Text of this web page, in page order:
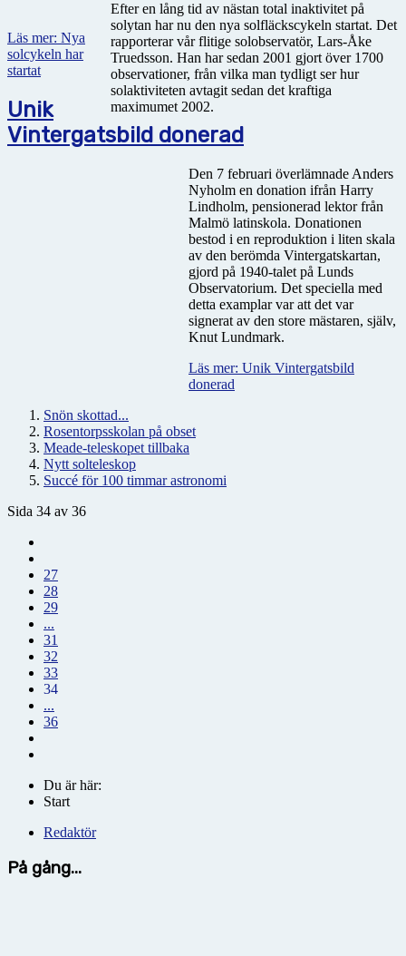
Efter en lång tid av nästan total inaktivitet på
solytan har nu den nya solfläckscykeln startat. Det
rapporterar vår flitige solobservatör, Lars-Åke
Truedsson. Han har sedan 2001 gjort över 1700
observationer, från vilka man tydligt ser hur
solaktiviteten avtagit sedan det kraftiga
maximumet 2002.
Läs mer: Nya
solcykeln har
startat
Unik
Vintergatsbild donerad
Den 7 februari överlämnade Anders
Nyholm en donation ifrån Harry
Lindholm, pensionerad lektor från
Malmö latinskola. Donationen
bestod i en reproduktion i liten skala
av den berömda Vintergatskartan,
gjord på 1940-talet på Lunds
Observatorium. Det speciella med
detta examplar var att det var
signerat av den store mästaren, själv,
Knut Lundmark.
Läs mer: Unik Vintergatsbild
donerad
Snön skottad...
Rosentorpsskolan på obset
Meade-teleskopet tillbaka
Nytt solteleskop
Succé för 100 timmar astronomi
Sida 34 av 36
27
28
29
...
31
32
33
34
...
36
Du är här:
Start
Redaktör
På gång...